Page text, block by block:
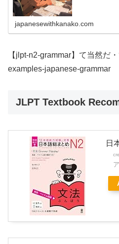
japanesewithkanako.com
【jlpt-n2-grammar】て当然だ
examples-japanese-grammar
JLPT Textbook
日